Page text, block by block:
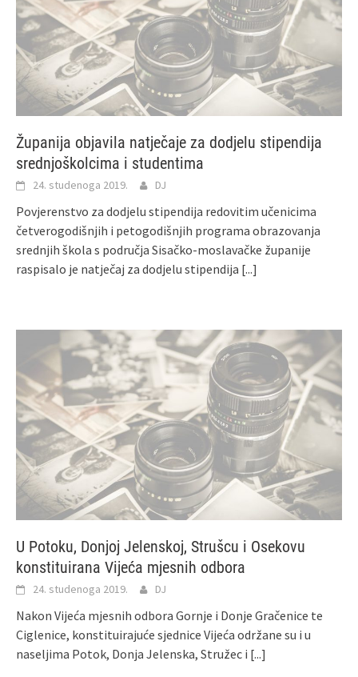
Županija objavila natječaje za dodjelu stipendija
srednjoškolcima i studentima
24. studenoga 2019. DJ
Povjerenstvo za dodjelu stipendija redovitim učenicima
četverogodišnjih i petogodišnjih programa obrazovanja
srednjih škola s područja Sisačko-moslavačke županije
raspisalo je natječaj za dodjelu stipendija [...]
U Potoku, Donjoj Jelenskoj, Strušcu i Osekovu
konstituirana Vijeća mjesnih odbora
24. studenoga 2019. DJ
Nakon Vijeća mjesnih odbora Gornje i Donje Gračenice te
Ciglenice, konstituirajuće sjednice Vijeća održane su i u
naseljima Potok, Donja Jelenska, Stružec i [...]